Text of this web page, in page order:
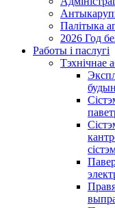
Палітыка
2026 Год
Работы і паслугі
Тэхнічнае